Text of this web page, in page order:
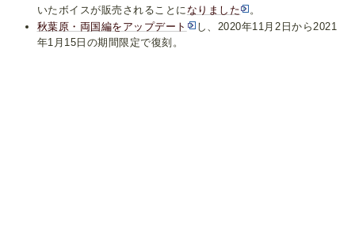
いたボイスが販売されることに なりました
。
秋葉原・両国編をアップデート
し、2020年11月2日から2021
年1月15日の期間限定で復刻。